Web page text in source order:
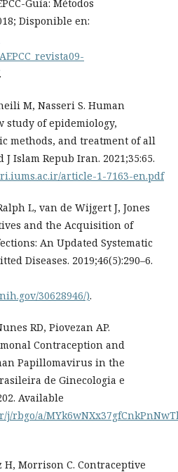
Guía: Métodos
Disponible en:
.
M, Nasseri S. Human
study of epidemiology,
methods, and treatment of all
Islam Repub Iran. 2021;35:65.
article-1-7163-en.pdf
L, van de Wijgert J, Jones
and the Acquisition of
An Updated Systematic
Diseases. 2019;46(5):290–6.
30628946/).
RD, Piovezan AP.
Contraception and
Papillomavirus in the
de Ginecologia e
Available
j/rbgo/a/
H, Morrison C. Contraceptive